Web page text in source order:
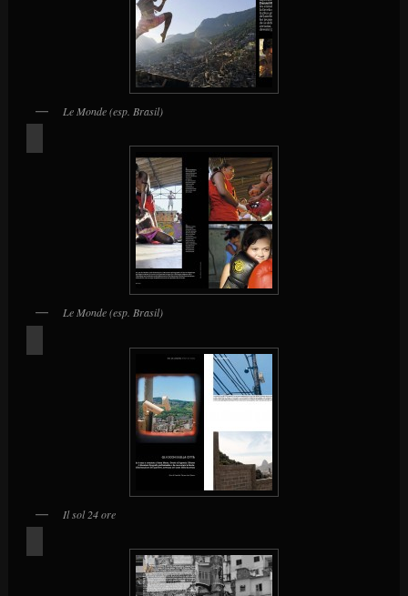
Le Monde (esp. Brasil)
Le Monde (esp. Brasil)
Il sol 24 ore